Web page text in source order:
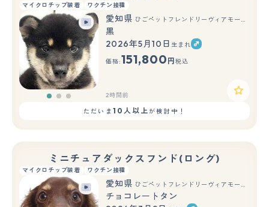
マイクロチップ装着 ワクチン接種
もっと見る
愛知県 ひごペットフレンドリーヴィアモール アピタ江南西店
黒
2026年5月10日 生まれ
価格:151,800 円 税込
2時間前
ただいま 10人以上が検討中！
ミニチュアダックスフンド(ロング)
マイクロチップ装着 ワクチン接種
愛知県 ひごペットフレンドリーヴィアモール アピタ江南西店
チョコレートタン